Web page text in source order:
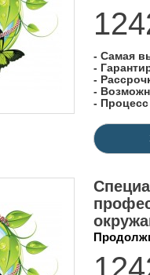
- Самая
-
-
-
-